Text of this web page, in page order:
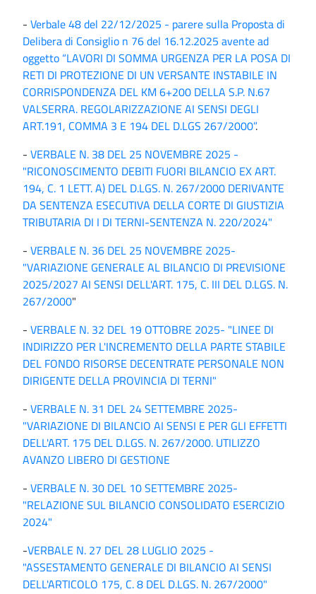
- Verbale 48 del 22/12/2025 - parere sulla Proposta di
Delibera di Consiglio n 76 del 16.12.2025 avente ad
oggetto “LAVORI DI SOMMA URGENZA PER LA POSA DI
RETI DI PROTEZIONE DI UN VERSANTE INSTABILE IN
CORRISPONDENZA DEL KM 6+200 DELLA S.P. N.67
VALSERRA. REGOLARIZZAZIONE AI SENSI DEGLI
ART.191, COMMA 3 E 194 DEL D.LGS 267/2000”.
- VERBALE N. 38 DEL 25 NOVEMBRE 2025 -
"RICONOSCIMENTO DEBITI FUORI BILANCIO EX ART.
194, C. 1 LETT. A) DEL D.LGS. N. 267/2000 DERIVANTE
DA SENTENZA ESECUTIVA DELLA CORTE DI GIUSTIZIA
TRIBUTARIA DI I DI TERNI-SENTENZA N. 220/2024"
- VERBALE N. 36 DEL 25 NOVEMBRE 2025-
"VARIAZIONE GENERALE AL BILANCIO DI PREVISIONE
2025/2027 AI SENSI DELL'ART. 175, C. III DEL D.LGS. N.
267/2000"
- VERBALE N. 32 DEL 19 OTTOBRE 2025- "LINEE DI
INDIRIZZO PER L'INCREMENTO DELLA PARTE STABILE
DEL FONDO RISORSE DECENTRATE PERSONALE NON
DIRIGENTE DELLA PROVINCIA DI TERNI"
- VERBALE N. 31 DEL 24 SETTEMBRE 2025-
"VARIAZIONE DI BILANCIO AI SENSI E PER GLI EFFETTI
DELL'ART. 175 DEL D.LGS. N. 267/2000. UTILIZZO
AVANZO LIBERO DI GESTIONE
- VERBALE N. 30 DEL 10 SETTEMBRE 2025-
"RELAZIONE SUL BILANCIO CONSOLIDATO ESERCIZIO
2024"
-VERBALE N. 27 DEL 28 LUGLIO 2025 -
"ASSESTAMENTO GENERALE DI BILANCIO AI SENSI
DELL'ARTICOLO 175, C. 8 DEL D.LGS. N. 267/2000"